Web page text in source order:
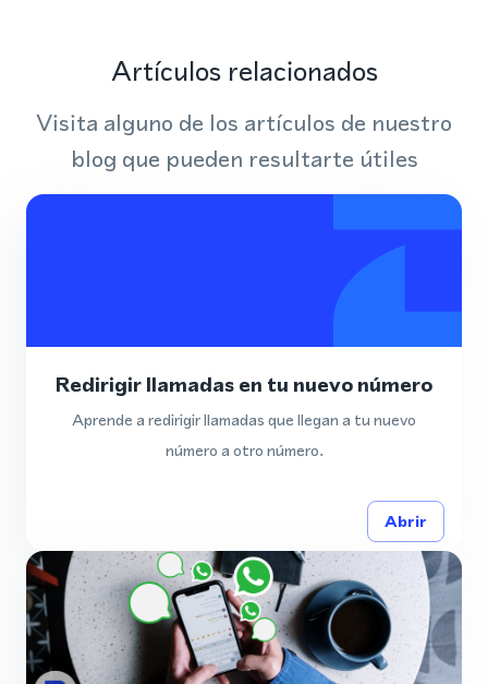
Artículos relacionados
Visita alguno de los artículos de nuestro
blog que pueden resultarte útiles
Redirigir llamadas en tu nuevo número
Aprende a redirigir llamadas que llegan a tu nuevo
número a otro número.
Abrir